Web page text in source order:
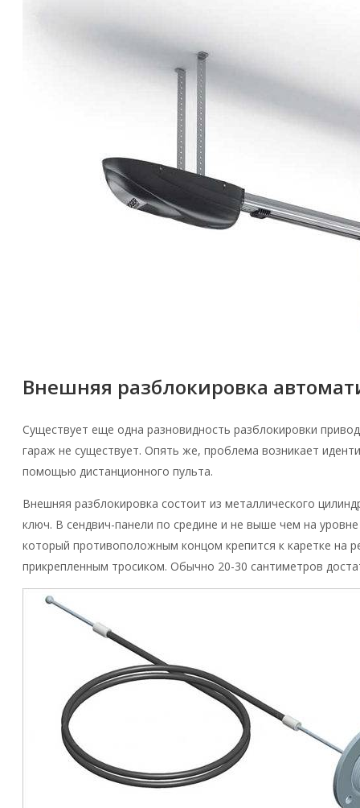
Внешняя разблокировка
Существует еще одна разновидность разблокировки
гараж не существует. Опять же, проблема возникает
помощью дистанционного пульта.
Внешняя разблокировка состоит из металлического
ключ. В сендвич-панели по средине и не выше чем на
который противоположным концом крепится к каретке на
прикрепленным тросиком. Обычно 20-30 сантиметров